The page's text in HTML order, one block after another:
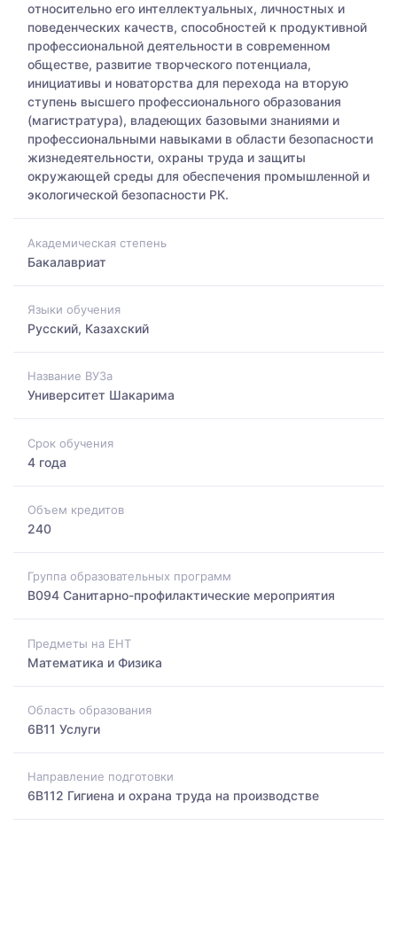
относительно его интеллектуальных, личностных и
поведенческих качеств, способностей к продуктивной
профессиональной деятельности в современном
обществе, развитие творческого потенциала,
инициативы и новаторства для перехода на вторую
ступень высшего профессионального образования
(магистратура), владеющих базовыми знаниями и
профессиональными навыками в области безопасности
жизнедеятельности, охраны труда и защиты
окружающей среды для обеспечения промышленной и
экологической безопасности РК.
Академическая степень
Бакалавриат
Языки обучения
Русский, Казахский
Название ВУЗа
Университет Шакарима
Срок обучения
4 года
Объем кредитов
240
Группа образовательных программ
B094 Санитарно-профилактические мероприятия
Предметы на ЕНТ
Математика и Физика
Область образования
6B11 Услуги
Направление подготовки
6B112 Гигиена и охрана труда на производстве